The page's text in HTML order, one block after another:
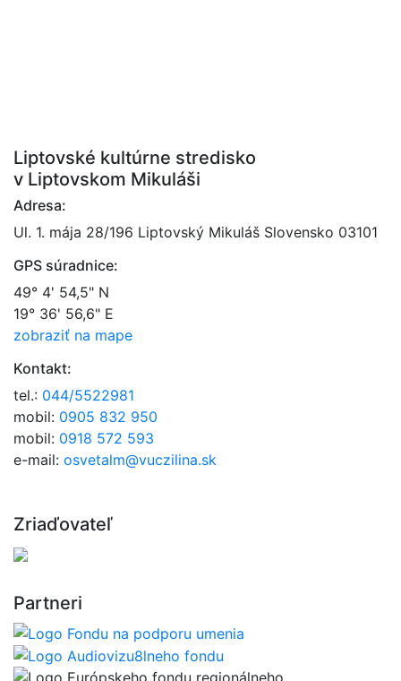
Liptovské kultúrne stredisko
v Liptovskom Mikuláši
Adresa:
Ul. 1. mája 28/196 Liptovský Mikuláš Slovensko 03101
GPS súradnice:
49° 4' 54,5" N
19° 36' 56,6" E
zobraziť na mape
Kontakt:
tel.: 044/5522981
mobil: 0905 832 950
mobil: 0918 572 593
e-mail: osvetalm@vuczilina.sk
Zriaďovateľ
Partneri